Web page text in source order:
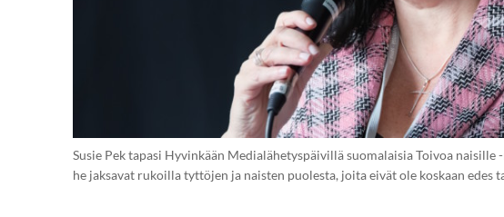
Susie Pek tapasi Hyvinkään Medialähetyspäivillä suomalaisia Toivoa
he jaksavat rukoilla tyttöjen ja naisten puolesta, joita eivät ole koskaan edes